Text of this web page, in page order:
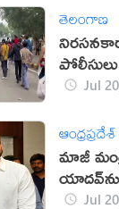
తెలంగాణ
Jul
ఆంధ్రప్రదేశ్
మాజీ
యాదవ్‌ను
Jul